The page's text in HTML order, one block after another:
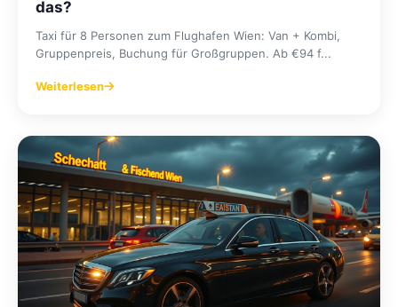
das?
Taxi für 8 Personen zum Flughafen Wien: Van + Kombi,
Gruppenpreis, Buchung für Großgruppen. Ab €94 f...
Weiterlesen